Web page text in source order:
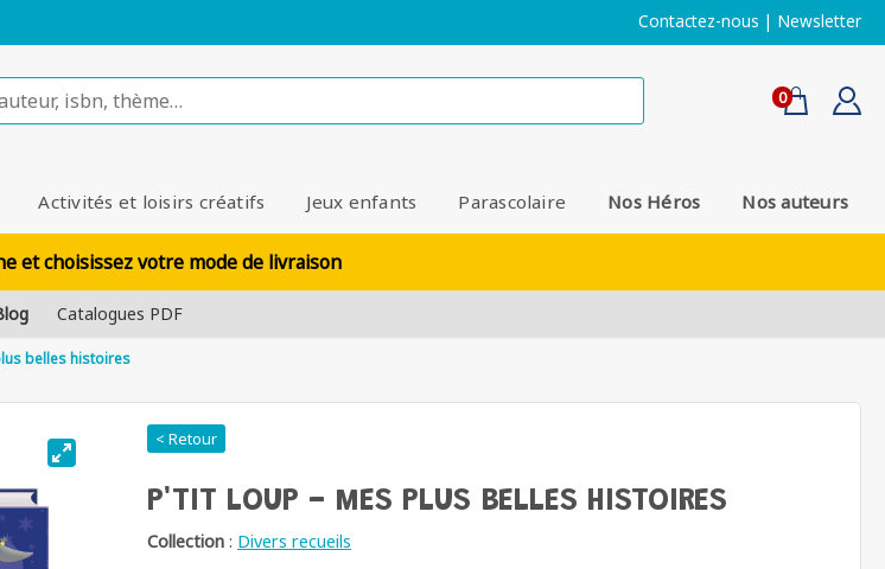
Contactez-nous | Newsletter
0
Activités et loisirs créatifs Jeux enfants Parascolaire Nos Héros Nos auteurs
et choisissez votre mode de livraison
Catalogues PDF
belles histoires
< Retour
P'TIT LOUP - MES PLUS BELLES HISTOIRES
Collection : Divers recueils